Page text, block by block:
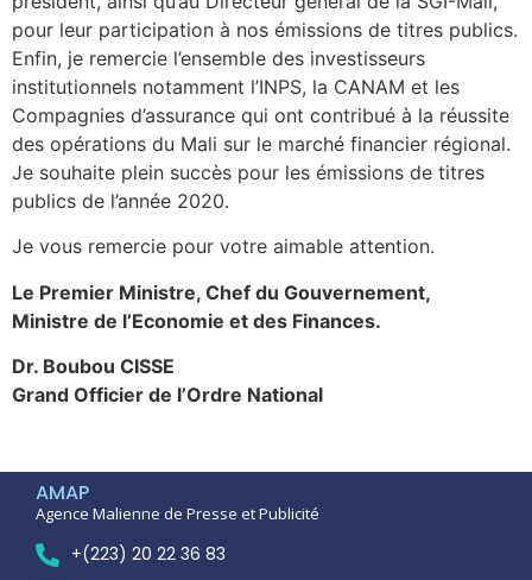
pour leur participation à nos émissions de titres publics.
Enfin, je remercie l’ensemble des investisseurs
institutionnels notamment l’INPS, la CANAM et les
Compagnies d’assurance qui ont contribué à la réussite
des opérations du Mali sur le marché financier régional.
Je souhaite plein succès pour les émissions de titres
publics de l’année 2020.
Je vous remercie pour votre aimable attention.
Le Premier Ministre, Chef du Gouvernement,
Ministre de l’Economie et des Finances.
Dr. Boubou CISSE
Grand Officier de l’Ordre National
AMAP
Agence Malienne de Presse et Publicité
+(223) 20 22 36 83